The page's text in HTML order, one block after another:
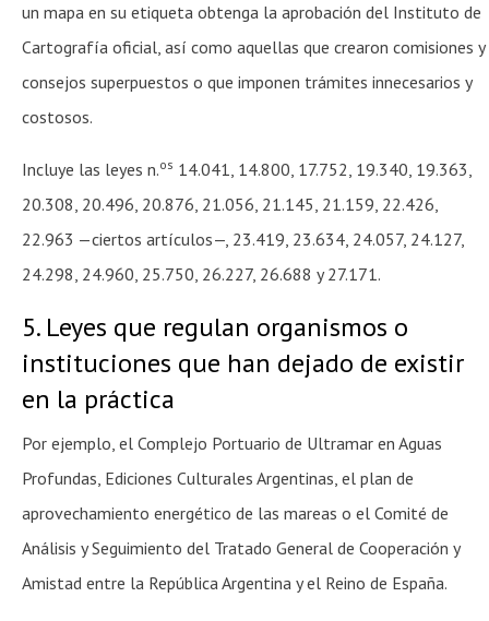
un mapa en su etiqueta obtenga la aprobación del Instituto de
Cartografía oficial, así como aquellas que crearon comisiones y
consejos superpuestos o que imponen trámites innecesarios y
costosos.
Incluye las leyes n.os 14.041, 14.800, 17.752, 19.340, 19.363,
20.308, 20.496, 20.876, 21.056, 21.145, 21.159, 22.426,
22.963 —ciertos artículos—, 23.419, 23.634, 24.057, 24.127,
24.298, 24.960, 25.750, 26.227, 26.688 y 27.171.
5. Leyes que regulan organismos o
instituciones que han dejado de existir
en la práctica
Por ejemplo, el Complejo Portuario de Ultramar en Aguas
Profundas, Ediciones Culturales Argentinas, el plan de
aprovechamiento energético de las mareas o el Comité de
Análisis y Seguimiento del Tratado General de Cooperación y
Amistad entre la República Argentina y el Reino de España.